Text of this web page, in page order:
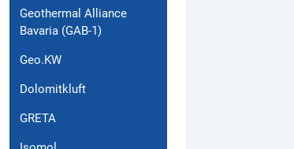
Geothermal Alliance
Bavaria (GAB-1)
Geo.KW
Dolomitkluft
GRETA